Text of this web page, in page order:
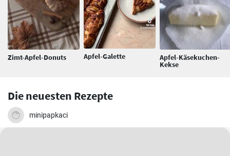
Zimt-Apfel-Donuts Apfel-Galette Apfel-Käsekuchen-
Kekse
Die neuesten Rezepte
minipapkaci